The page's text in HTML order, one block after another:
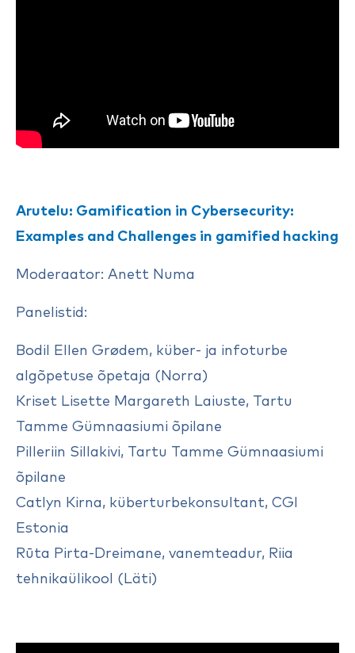
Arutelu: Gamification in Cybersecurity:
Examples and Challenges in gamified hacking
Moderaator: Anett Numa
Panelistid:
Bodil Ellen Grødem, küber- ja infoturbe
algõpetuse õpetaja (Norra)
Kriset Lisette Margareth Laiuste, Tartu
Tamme Gümnaasiumi õpilane
Pilleriin Sillakivi, Tartu Tamme Gümnaasiumi
õpilane
Catlyn Kirna, küberturbekonsultant, CGI
Estonia
Rūta Pirta-Dreimane, vanemteadur, Riia
tehnikaülikool (Läti)